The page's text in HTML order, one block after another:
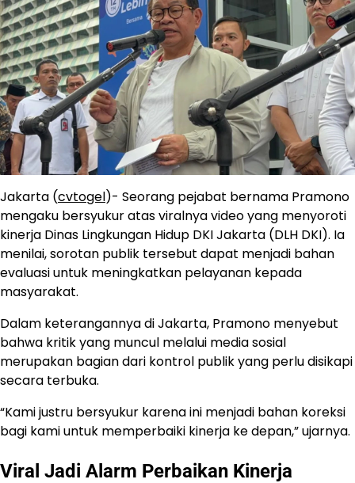
Jakarta (cvtogel)- Seorang pejabat bernama Pramono
mengaku bersyukur atas viralnya video yang menyoroti
kinerja Dinas Lingkungan Hidup DKI Jakarta (DLH DKI). Ia
menilai, sorotan publik tersebut dapat menjadi bahan
evaluasi untuk meningkatkan pelayanan kepada
masyarakat.
Dalam keterangannya di Jakarta, Pramono menyebut
bahwa kritik yang muncul melalui media sosial
merupakan bagian dari kontrol publik yang perlu disikapi
secara terbuka.
“Kami justru bersyukur karena ini menjadi bahan koreksi
bagi kami untuk memperbaiki kinerja ke depan,” ujarnya.
Viral Jadi Alarm Perbaikan Kinerja